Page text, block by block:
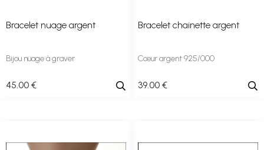
Bracelet nuage argent
Bijou nuage à graver
45.00 €
Bracelet chainette argent
Cœur argent 925/000
39.00 €